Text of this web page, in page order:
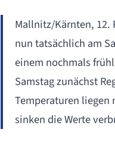
Mallnitz/Kärnten, 12.
nun tatsächlich am
einem nochmals
Samstag zunächst
Temperaturen liegen
sinken die Werte